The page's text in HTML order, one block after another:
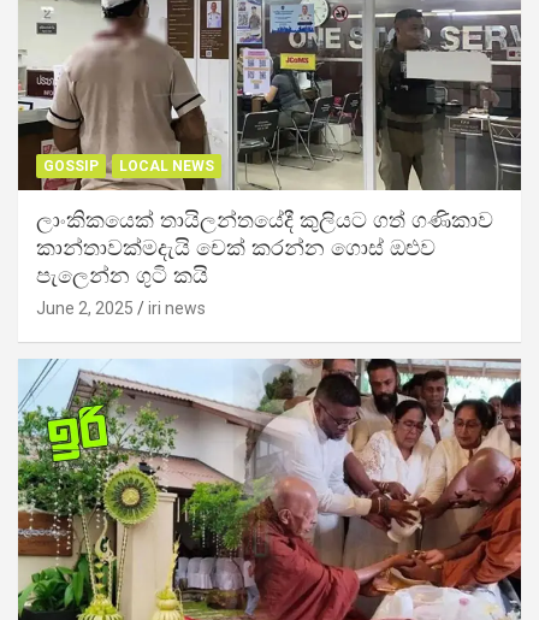
GOSSIP LOCAL NEWS
ලාංකිකයෙක් තායිලන්තයේදී කුලියට ගත් ගණිකාව
කාන්තාවක්මදැයි චෙක් කරන්න ගොස් ඔළුව
පැලෙන්න ගුටි කයි
June 2, 2025 iri news